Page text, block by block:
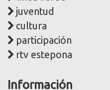
juventud
cultura
participación
rtv estepona
Información